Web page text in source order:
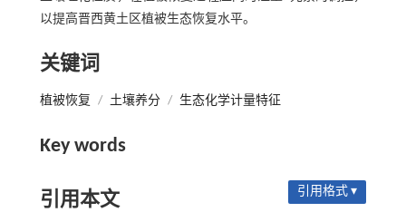
以提高晋西黄土区植被生态恢复水平。
关键词
植被恢复 / 土壤养分 / 生态化学计量特征
Key words
引用本文 引用格式 ▾